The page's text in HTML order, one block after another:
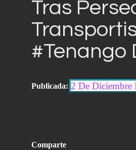
Tras
#Tenango
Publicada: 2 De Diciembre
Comparte